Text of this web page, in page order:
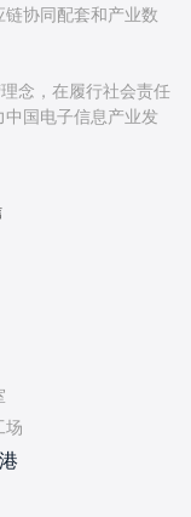
协同配套和产业数
念，在履行社会责任
国电子信息产业发
场